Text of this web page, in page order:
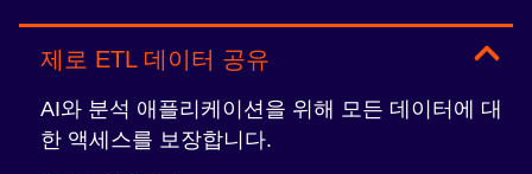
제로 ETL 데이터 공유
AI와 분석 애플리케이션을 위해 모든 데이터에 대
한 액세스를 보장합니다.